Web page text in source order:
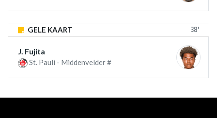
GELE KAART 38'
J. Fujita
St. Pauli - Middenvelder #